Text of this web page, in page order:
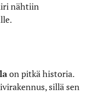
nähtiin
on pitkä historia.
sillä sen